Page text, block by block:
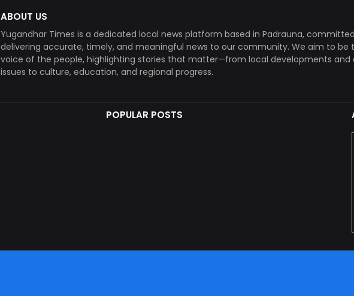
ABOUT US
Yugandhar Times is a dedicated local news platform based in Padrauna,
delivering accurate, timely, and meaningful news to our community. We aim to be
voice of the people, highlighting stories that matter—from local developments and
issues to culture, education, and regional progress.
POPULAR POSTS